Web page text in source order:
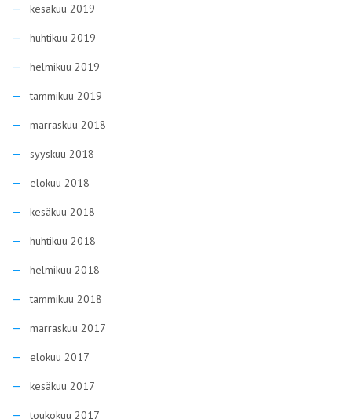
kesäkuu 2019
huhtikuu 2019
helmikuu 2019
tammikuu 2019
marraskuu 2018
syyskuu 2018
elokuu 2018
kesäkuu 2018
huhtikuu 2018
helmikuu 2018
tammikuu 2018
marraskuu 2017
elokuu 2017
kesäkuu 2017
toukokuu 2017